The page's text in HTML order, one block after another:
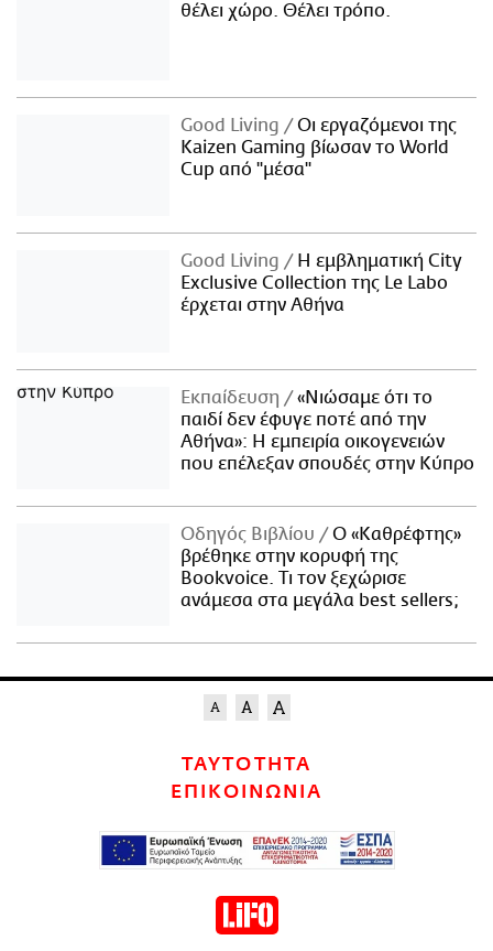
θέλει χώρο. Θέλει τρόπο.
Good Living
Οι εργαζόμενοι της
Kaizen Gaming βίωσαν το World
Cup από "μέσα"
Good Living
Η εμβληματική City
Exclusive Collection της Le Labo
έρχεται στην Αθήνα
Εκπαίδευση
«Νιώσαμε ότι το
παιδί δεν έφυγε ποτέ από την
Αθήνα»: Η εμπειρία οικογενειών
που επέλεξαν σπουδές στην Κύπρο
Οδηγός Βιβλίου
Ο «Καθρέφτης»
βρέθηκε στην κορυφή της
Bookvoice. Τι τον ξεχώρισε
ανάμεσα στα μεγάλα best sellers;
ΤΑΥΤΟΤΗΤΑ
ΕΠΙΚΟΙΝΩΝΙΑ